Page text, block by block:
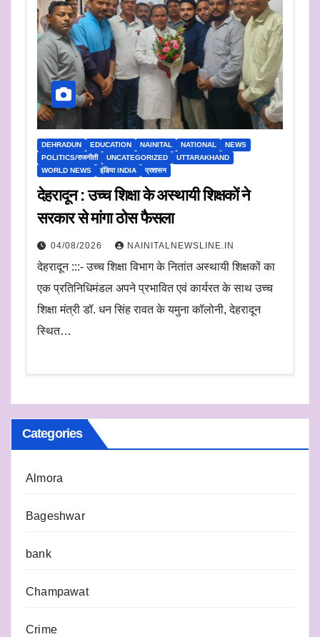
DEHRADUN EDUCATION NAINITAL NATIONAL
NEWS
POLITICS/राजनीती
UNCATEGORIZED
UTTARAKHAND
WORLD NEWS
इंडिया INDIA प्रशासन
देहरादून : उच्च शिक्षा के अस्थायी शिक्षकों ने
सरकार से मांगा ठोस फैसला
04/08/2026 NAINITALNEWSLINE.IN
देहरादून :::- उच्च शिक्षा विभाग के नितांत अस्थायी शिक्षकों का
एक प्रतिनिधिमंडल अपने प्रभावित एवं कार्यरत के साथ उच्च
शिक्षा मंत्री डॉ. धन सिंह रावत के यमुना कॉलोनी, देहरादून
स्थित…
Categories
Almora
Bageshwar
bank
Champawat
Crime